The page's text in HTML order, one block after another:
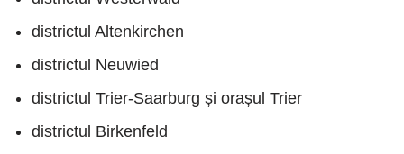
districtul Altenkirchen
districtul Neuwied
districtul Trier-Saarburg și orașul Trier
districtul Birkenfeld